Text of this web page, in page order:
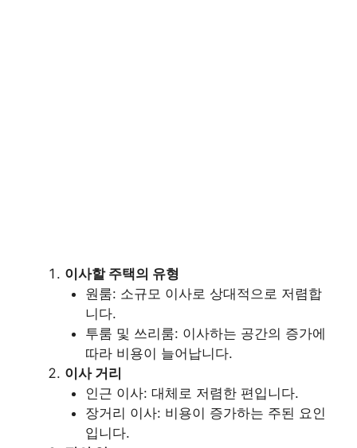
이사할 주택의 유형
원룸: 소규모 이사로 상대적으로 저렴합
니다.
투룸 및 쓰리룸: 이사하는 공간의 증가에
따라 비용이 늘어납니다.
이사 거리
인근 이사: 대체로 저렴한 편입니다.
장거리 이사: 비용이 증가하는 주된 요인
입니다.